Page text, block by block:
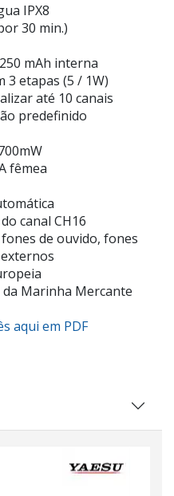
IPX8
30 min.)
mAh interna
3 etapas (5 / 1W)
até 10 canais
predefinido
fêmea
canal CH16
de ouvido, fones
Marinha Mercante
aqui em PDF